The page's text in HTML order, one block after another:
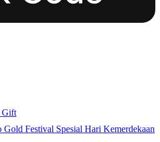
Gift
Gold Festival Spesial Hari Kemerdekaan